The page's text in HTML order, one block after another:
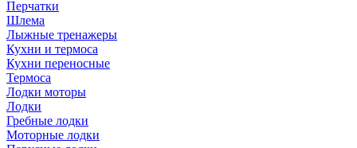
Перчатки
Шлема
Лыжные тренажеры
Кухни и термоса
Кухни переносные
Термоса
Лодки моторы
Лодки
Гребные лодки
Моторные лодки